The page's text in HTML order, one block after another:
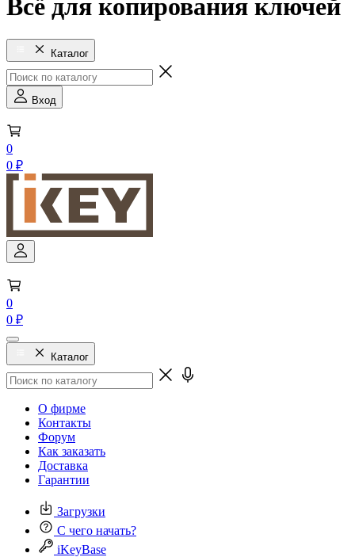
Всё для копирования ключей
Каталог
Вход
0
0 ₽
0
0 ₽
Каталог
О фирме
Контакты
Форум
Как заказать
Доставка
Гарантии
Загрузки
С чего начать?
iKeyBase